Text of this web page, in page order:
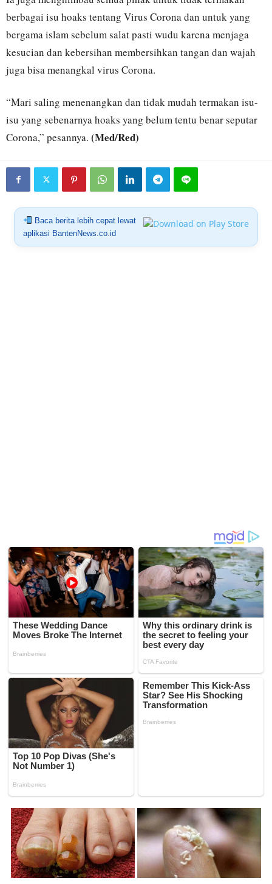
berbagai isu hoaks tentang Virus Corona dan untuk yang
bergama islam sebelum salat pasti wudu karena menjaga
kesucian dan kebersihan membersihkan tangan dan wajah
juga bisa menangkal virus Corona.
“Mari saling menenangkan dan tidak mudah termakan isu-
isu yang sebenarnya hoaks yang belum tentu benar seputar
Corona,” pesannya. (Med/Red)
Baca berita lebih cepat lewat
aplikasi BantenNews.co.id